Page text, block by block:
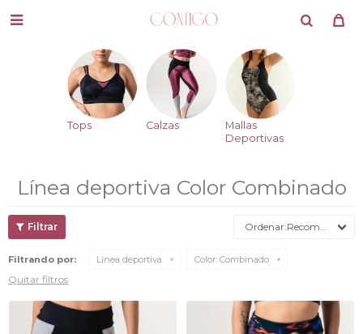

Tops Calzas
Mallas
Deportivas
Línea deportiva Color Combinado
Recomendados
Filtrando por: Línea deportiva Color: Combinado
Quitar filtros